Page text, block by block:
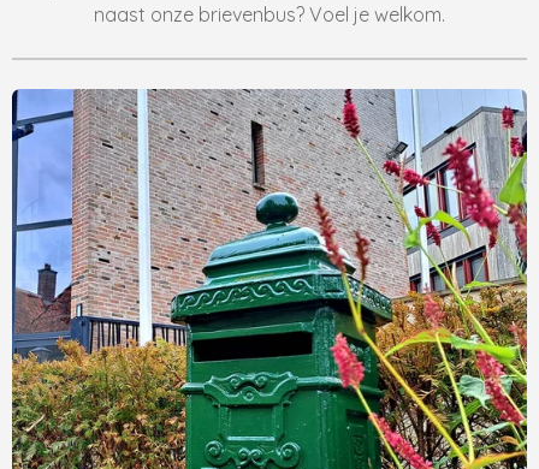
naast onze brievenbus? Voel je welkom.